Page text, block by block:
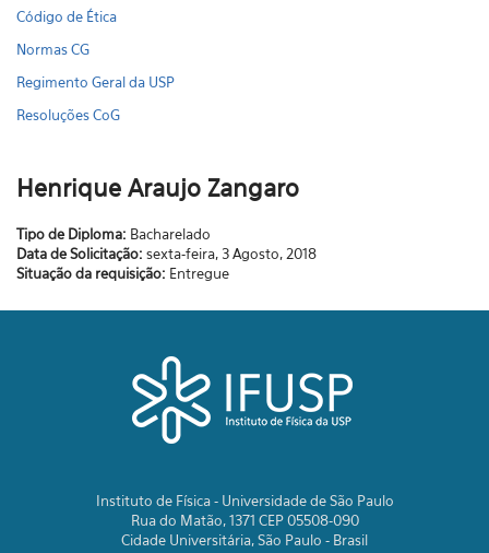
Código de Ética
Normas CG
Regimento Geral da USP
Resoluções CoG
Henrique Araujo Zangaro
Tipo de Diploma: Bacharelado
Data de Solicitação: sexta-feira, 3 Agosto, 2018
Situação da requisição: Entregue
Instituto de Física - Universidade de São Paulo
Rua do Matão, 1371 CEP 05508-090
Cidade Universitária, São Paulo - Brasil